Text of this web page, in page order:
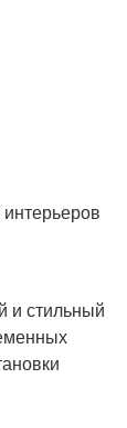
и стильный